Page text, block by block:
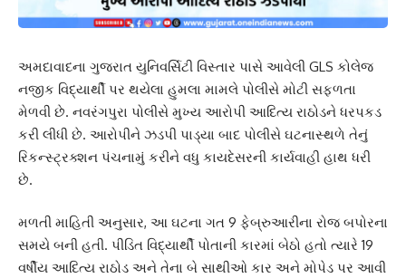
અમદાવાદના ગુજરાત યુનિવર્સિટી વિસ્તાર પાસે આવેલી GLS કોલેજ
નજીક વિદ્યાર્થી પર થયેલા હુમલા મામલે પોલીસે મોટી સફળતા
મેળવી છે. નવરંગપુરા પોલીસે મુખ્ય આરોપી આદિત્ય રાઠોડને ધરપકડ
કરી લીધી છે. આરોપીને ઝડપી પાડ્યા બાદ પોલીસે ઘટનાસ્થળે તેનું
રિકન્સ્ટ્રક્શન પંચનામું કરીને વધુ કાયદેસરની કાર્યવાહી હાથ ધરી
છે.
મળતી માહિતી અનુસાર, આ ઘટના ગત 9 ફેબ્રુઆરીના રોજ બપોરના
સમયે બની હતી. પીડિત વિદ્યાર્થી પોતાની કારમાં બેઠો હતો ત્યારે 19
વર્ષીય આદિત્ય રાઠોડ અને તેના બે સાથીઓ કાર અને મોપેડ પર આવી